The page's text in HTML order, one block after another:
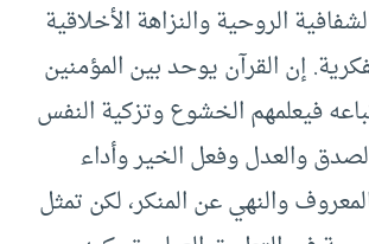
الروحية والنزاهة الأخلاقية
إن القرآن يوحد بين المؤمنين
فيعلمهم الخشوع وتزكية النفس
والعدل وفعل الخير وأداء
والنهي عن المنكر، لكن تمثل